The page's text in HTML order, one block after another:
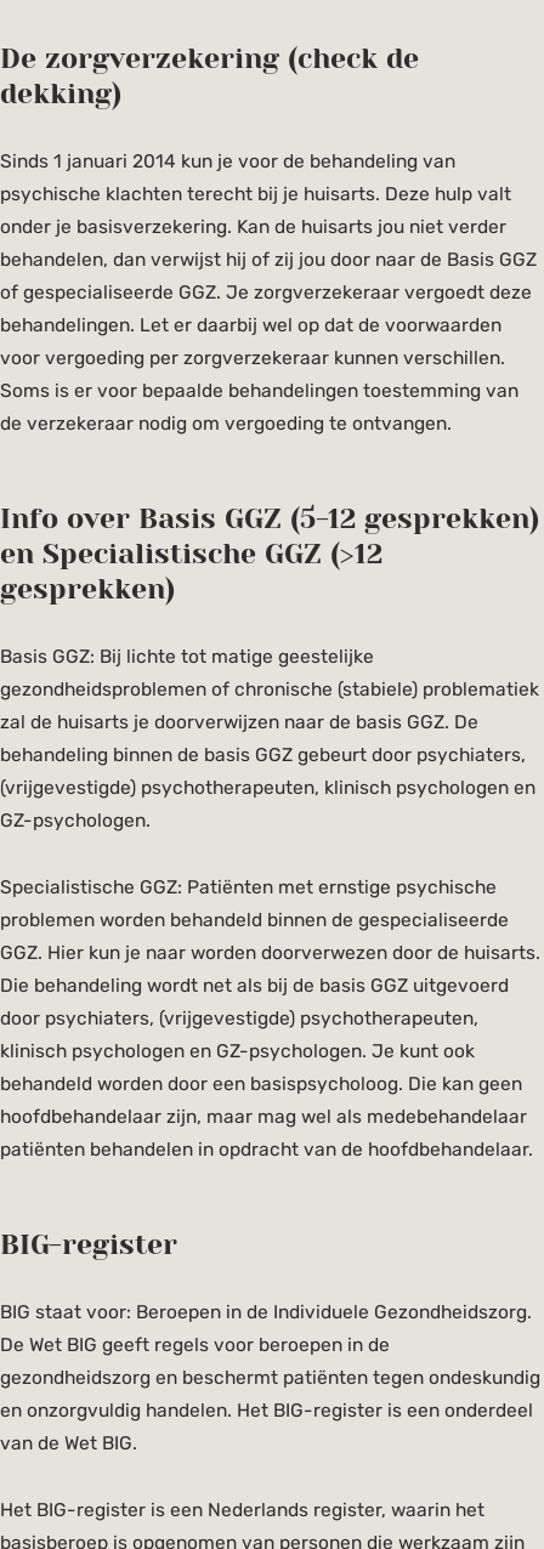
De zorgverzekering (check de
dekking)
Sinds 1 januari 2014 kun je voor de behandeling van
psychische klachten terecht bij je huisarts. Deze hulp valt
onder je basisverzekering. Kan de huisarts jou niet verder
behandelen, dan verwijst hij of zij jou door naar de Basis GGZ
of gespecialiseerde GGZ. Je zorgverzekeraar vergoedt deze
behandelingen. Let er daarbij wel op dat de voorwaarden
voor vergoeding per zorgverzekeraar kunnen verschillen.
Soms is er voor bepaalde behandelingen toestemming van
de verzekeraar nodig om vergoeding te ontvangen.
Info over Basis GGZ (5-12 gesprekken)
en Specialistische GGZ (>12
gesprekken)
Basis GGZ: Bij lichte tot matige geestelijke
gezondheidsproblemen of chronische (stabiele) problematiek
zal de huisarts je doorverwijzen naar de basis GGZ. De
behandeling binnen de basis GGZ gebeurt door psychiaters,
(vrijgevestigde) psychotherapeuten, klinisch psychologen en
GZ-psychologen.
Specialistische GGZ: Patiënten met ernstige psychische
problemen worden behandeld binnen de gespecialiseerde
GGZ. Hier kun je naar worden doorverwezen door de huisarts.
Die behandeling wordt net als bij de basis GGZ uitgevoerd
door psychiaters, (vrijgevestigde) psychotherapeuten,
klinisch psychologen en GZ-psychologen. Je kunt ook
behandeld worden door een basispsycholoog. Die kan geen
hoofdbehandelaar zijn, maar mag wel als medebehandelaar
patiënten behandelen in opdracht van de hoofdbehandelaar.
BIG-register
BIG staat voor: Beroepen in de Individuele Gezondheidszorg.
De Wet BIG geeft regels voor beroepen in de
gezondheidszorg en beschermt patiënten tegen ondeskundig
en onzorgvuldig handelen. Het BIG-register is een onderdeel
van de Wet BIG.
Het BIG-register is een Nederlands register, waarin het
basisberoep is opgenomen van personen die werkzaam zijn